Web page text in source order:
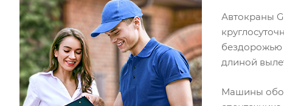
Автокраны
бездорожью
длиной
Машины